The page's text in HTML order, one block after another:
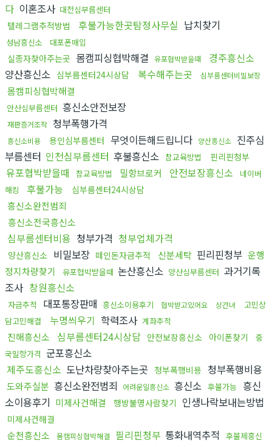
다 이혼조사 대전심부름센터
텔레그램추적방법 후불가능한곳탐정사무실 납치찾기
성남흥신소 대포폰매입
실종자찾아주는곳 몸캠피싱협박해결 유포협박받을때
경주흥신소
양산흥신소 심부름센터24시상담 복수해주는곳 심부름센터비밀보장
몸캠피싱협박해결
안산심부름센터 흥신소안전보장
재판증거조작 청부폭행가격
흥신소비용 용인심부름센터 무엇이든해드립니다 양산흥신소 진주심
부름센터 인천심부름센터 후불흥신소 참교육방법 핀리핀청부
유포협박받을때 참교육방법 밀항브로커 안전보장흥신소
네이버
해킹
후불가능 심부름센터24시상담
흥신소완전범죄
흥신소전국흥신소
심부름센터비용 청부가격 청부업체가격
양산흥신소 비밀보장 떼인돈자금추적 신분세탁 핀리핀청부 운행
정지차량찾기
유포협박받을때 논산흥신소 양산심부름센터 과거기록
조사 창원흥신소
자금추적 대포통장판매 흥신소이용후기 협박받고있어요 상간녀
고민상
담고민해결
누명씌우기 학력조사 계좌추적
진해흥신소 심부름센터24시상담 안전보장흥신소 아이폰찾기
중
국밀항가격 군포흥신소
제주도흥신소 도난차량찾아주는곳 청부폭행비용 청부폭행비용
도와주실분 흥신소완전범죄 어려운일흥신소 흥신소 후불가능 흥신
소이용후기 미제사건해결 행방불명사람찾기 인생나락보내는방법
미제사건해결
순천흥신소 몸캠피싱협박해결 필리핀청부 통화내역추적 후불제흥신